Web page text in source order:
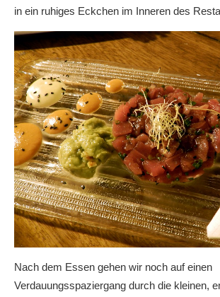
in ein ruhiges Eckchen im Inneren des
Nach dem Essen gehen wir noch auf einen
Verdauungsspaziergang durch die kleinen,